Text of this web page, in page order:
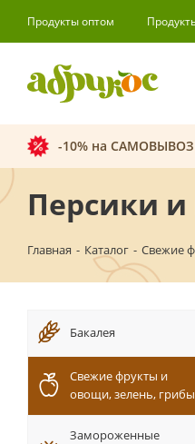
Продукты оптом
-10% на САМОВЫВОЗ
Персики
Главная - Каталог - Свежие
Бакалея
Свежие фрукты и
овощи, зелень, грибы
Замороженные